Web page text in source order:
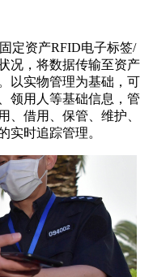
定资产RFID电子标签/
况，将数据传输至资产
以实物管理为基础，可
领用人等基础信息，管
、借用、保管、维护、
实时追踪管理。